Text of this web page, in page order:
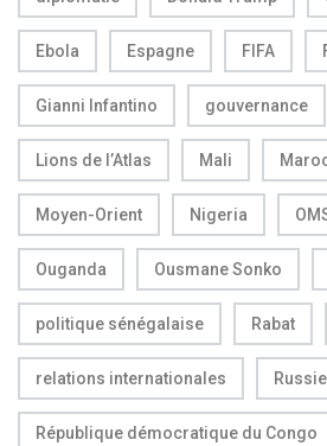
Ebola Espagne FIFA
Gianni Infantino gouvernance
Lions de l’Atlas Mali
Moyen-Orient Nigeria
Ouganda Ousmane Sonko
politique sénégalaise Rabat
relations internationales Russie
République démocratique du Congo